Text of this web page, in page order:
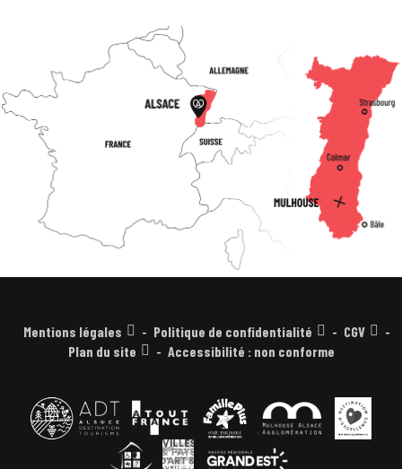
Mentions légales Politique de confidentialité
CGV
Plan du site
Accessibilité : non conforme